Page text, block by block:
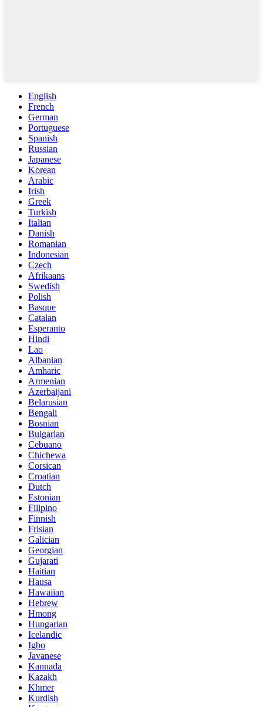
English
French
German
Portuguese
Spanish
Russian
Japanese
Korean
Arabic
Irish
Greek
Turkish
Italian
Danish
Romanian
Indonesian
Czech
Afrikaans
Swedish
Polish
Basque
Catalan
Esperanto
Hindi
Lao
Albanian
Amharic
Armenian
Azerbaijani
Belarusian
Bengali
Bosnian
Bulgarian
Cebuano
Chichewa
Corsican
Croatian
Dutch
Estonian
Filipino
Finnish
Frisian
Galician
Georgian
Gujarati
Haitian
Hausa
Hawaiian
Hebrew
Hmong
Hungarian
Icelandic
Igbo
Javanese
Kannada
Kazakh
Khmer
Kurdish